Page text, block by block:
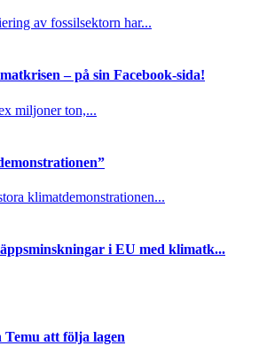
av fossilsektorn har...
– på sin Facebook-sida!
miljoner ton,...
klimatdemonstrationen...
i EU med klimatk...
att följa lagen